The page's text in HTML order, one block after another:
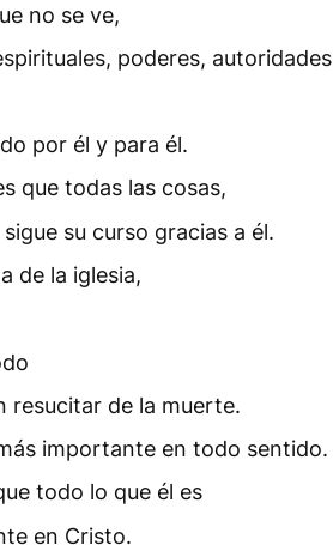
no se ve,
poderes, autoridades
por él y para él.
que todas las cosas,
su curso gracias a él.
de la iglesia,
resucitar de la muerte.
importante en todo sentido.
todo lo que él es
en Cristo.